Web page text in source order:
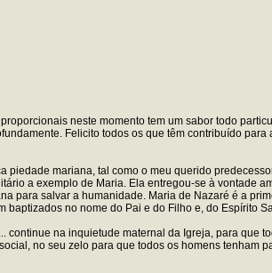
neste momento tem um sabor todo
Felicito todos os que têm contribuído
mariana, tal como o meu querido
a exemplo de Maria. Ela entregou-se à vontade
salvar a humanidade. Maria de Nazaré é a
no nome do Pai e do Filho e, do Espírito
na inquietude maternal da Igreja, para que
no seu zelo para que todos os homens tenham